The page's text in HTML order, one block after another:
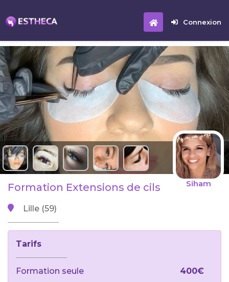
Connexion
Siham
Formation Extensions de cils
Lille (59)
Tarifs
Formation seule
400€